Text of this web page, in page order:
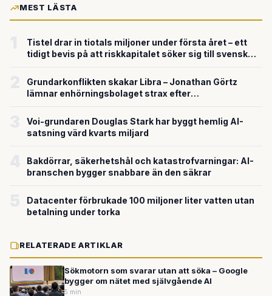
MEST LÄSTA
Tistel drar in tiotals miljoner under första året – ett
tidigt bevis på att riskkapitalet söker sig till svensk
Grundarkonflikten skakar Libra – Jonathan Görtz
lämnar enhörningsbolaget strax efter
Voi-grundaren Douglas Stark har byggt hemlig AI-
satsning värd kvarts miljard
Bakdörrar, säkerhetshål och katastrofvarningar: AI-
branschen bygger snabbare än den säkrar
Datacenter förbrukade 100 miljoner liter vatten utan
betalning under torka
RELATERADE ARTIKLAR
Sökmotorn som svarar utan att söka – Google
bygger om nätet med självgående AI
5 min